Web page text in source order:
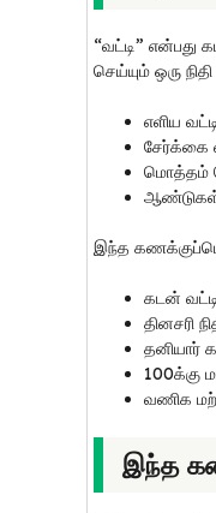
“வட்டி”
செய்யும் ஒரு
எளிய
சேர்க்கை
மொத்தம்
இந்த
கடன்
தினசரி
தனியார்
₹100க்கு
வணிக
இந்த